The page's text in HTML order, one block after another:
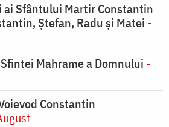
Sfântului Martir Constantin
Ștefan, Radu și Matei -
Mahrame a Domnului -
Constantin